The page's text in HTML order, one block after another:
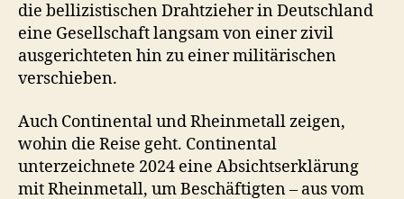
die bellizistischen Drahtzieher in Deutschland
eine Gesellschaft langsam von einer zivil
ausgerichteten hin zu einer militärischen
verschieben.
Auch Continental und Rheinmetall zeigen,
wohin die Reise geht. Continental
unterzeichnete 2024 eine Absichtserklärung
mit Rheinmetall, um Beschäftigten – aus vom